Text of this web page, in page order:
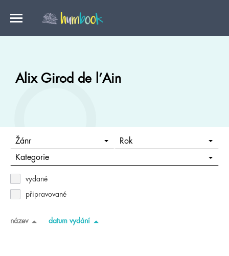
Alix Girod de l’Ain
Žánr Rok
Kategorie
vydané
připravované
název datum vydání